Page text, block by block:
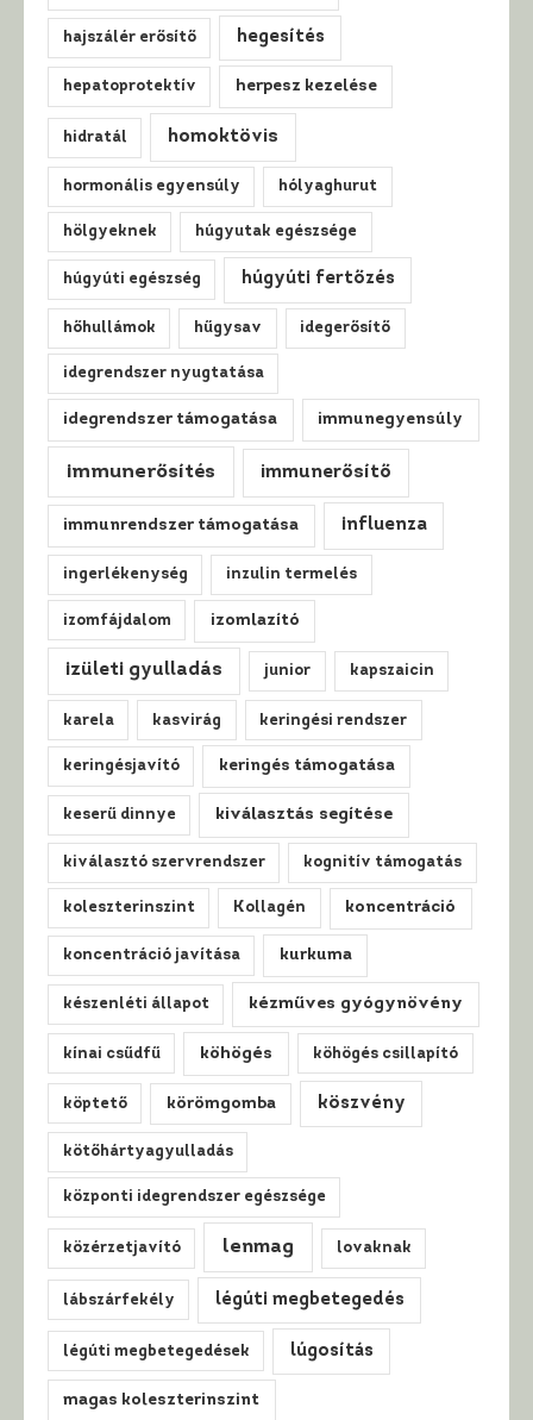
hajszálér erősítő hegesítés
hepatoprotektív herpesz kezelése
hidratál homoktövis
hormonális egyensúly hólyaghurut
hölgyeknek húgyutak egészsége
húgyúti egészség húgyúti fertőzés
hőhullámok hűgysav idegerősítő
idegrendszer nyugtatása
idegrendszer támogatása immunegyensúly
immunerősítés immunerősítő
immunrendszer támogatása influenza
ingerlékenység inzulin termelés
izomfájdalom izomlazító
izületi gyulladás junior kapszaicin
karela kasvirág keringési rendszer
keringésjavító keringés támogatása
keserű dinnye kiválasztás segítése
kiválasztó szervrendszer kognitív támogatás
koleszterinszint Kollagén koncentráció
koncentráció javítása kurkuma
készenléti állapot kézműves gyógynövény
kínai csűdfű köhögés köhögés csillapító
köptető körömgomba köszvény
kötőhártyagyulladás
központi idegrendszer egészsége
közérzetjavító lenmag lovaknak
lábszárfekély légúti megbetegedés
légúti megbetegedések lúgosítás
magas koleszterinszint